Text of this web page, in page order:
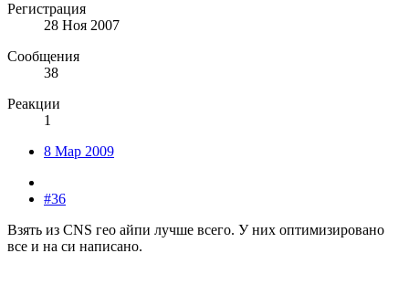
Регистрация
28 Ноя 2007
Сообщения
38
Реакции
1
8 Мар 2009
#36
Взять из CNS гео айпи лучше всего. У них оптимизировано
все и на си написано.